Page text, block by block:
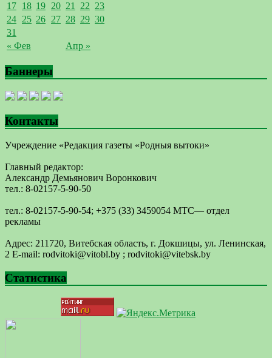
« Фев Апр »
17 18 19 20 21 22 23
24 25 26 27 28 29 30
31
Баннеры
Контакты
Учреждение «Редакция газеты «Родныя вытоки»
Главный редактор:
Александр Демьянович Воронкович
тел.: 8-02157-5-90-50
тел.: 8-02157-5-90-54; +375 (33) 3459054 МТС— отдел
рекламы
Адрес: 211720, Витебская область, г. Докшицы, ул. Ленинская,
2 E-mail: ​rodvitoki@​​vitobl​.by ; rodvitoki@vitebsk.by
Статистика